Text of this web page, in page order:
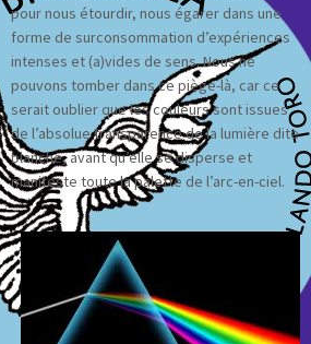
pour nous étourdir, nous égarer dans une
forme de surconsommation d’expériences
intenses et (a)vides de sens. Nous ne
pouvons tomber dans ce piège-là, car ce
serait oublier que les couleurs sont issues
de l’absolue transparence de la lumière dite
blanche, avant qu’elle se disperse et
manifeste toute la palette de l’arc-en-ciel.